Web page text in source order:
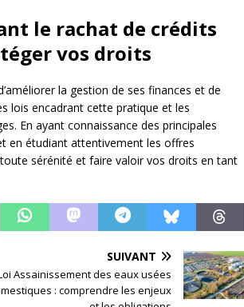
le rachat de crédits
vos droits
la gestion de ses finances et de
lois encadrant cette pratique et les
En ayant connaissance des principales
en étudiant attentivement les offres
sérénité et faire valoir vos droits en tant
SUIVANT
Assainissement des eaux usées
: comprendre les enjeux